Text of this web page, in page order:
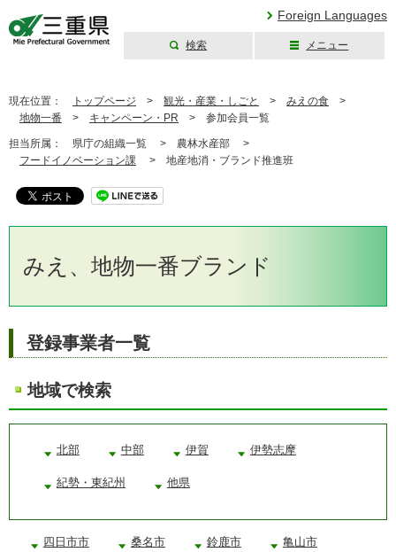
Foreign Languages
検索 メニュー
現在位置： トップページ > 観光・産業・しごと > みえの食 >
地物一番 > キャンペーン・PR > 参加会員一覧
担当所属： 県庁の組織一覧 > 農林水産部 >
フードイノベーション課 > 地産地消・ブランド推進班
みえ、地物一番ブランド
登録事業者一覧
地域で検索
北部 中部 伊賀 伊勢志摩
紀勢・東紀州 他県
四日市市 桑名市 鈴鹿市 亀山市